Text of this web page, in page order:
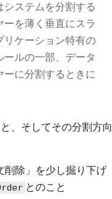
ステムを分割する
を薄く垂直にスラ
リケーション特有の
ルの一部、データ
に分割するときに
、そしてその分割方向
削除」を少し掘り下げ
とのこと